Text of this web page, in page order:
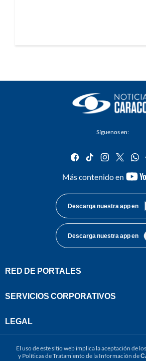
Síguenos en:
facebook
tiktok
Más contenido en
Descarga nuestra app en
Descarga nuestra app en
RED DE PORTALES
SERVICIOS CORPORATIVOS
LEGAL
El uso de este sitio web implica la aceptación de los
y Políticas de Tratamiento de la Información de